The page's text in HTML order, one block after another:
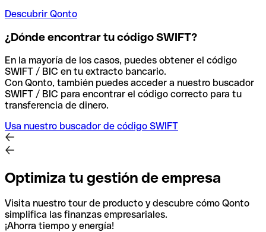
Descubrir Qonto
¿Dónde encontrar tu código SWIFT?
En la mayoría de los casos, puedes obtener el código
SWIFT / BIC en tu extracto bancario.
Con Qonto, también puedes acceder a nuestro buscador
SWIFT / BIC para encontrar el código correcto para tu
transferencia de dinero.
Usa nuestro buscador de código SWIFT
Optimiza tu gestión de empresa
Visita nuestro tour de producto y descubre cómo Qonto
simplifica las finanzas empresariales.
¡Ahorra tiempo y energía!